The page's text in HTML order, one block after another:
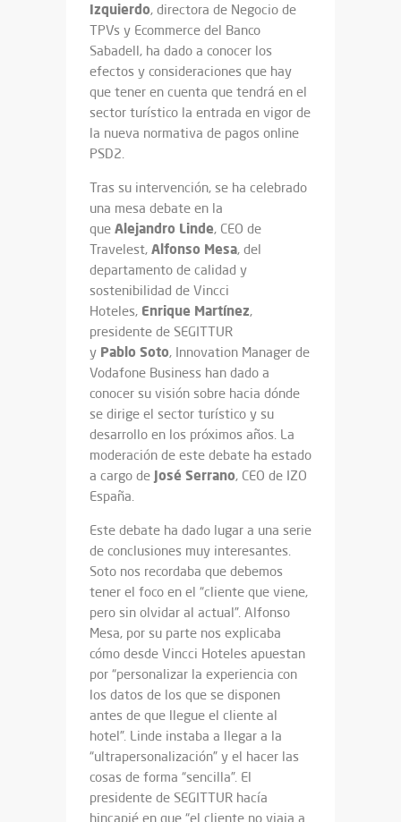
Izquierdo, directora de Negocio de
TPVs y Ecommerce del Banco
Sabadell, ha dado a conocer los
efectos y consideraciones que hay
que tener en cuenta que tendrá en el
sector turístico la entrada en vigor de
la nueva normativa de pagos online
PSD2.
Tras su intervención, se ha celebrado
una mesa debate en la
que Alejandro Linde, CEO de
Travelest, Alfonso Mesa, del
departamento de calidad y
sostenibilidad de Vincci
Hoteles, Enrique Martínez,
presidente de SEGITTUR
y Pablo Soto, Innovation Manager de
Vodafone Business han dado a
conocer su visión sobre hacia dónde
se dirige el sector turístico y su
desarrollo en los próximos años. La
moderación de este debate ha estado
a cargo de José Serrano, CEO de IZO
España.
Este debate ha dado lugar a una serie
de conclusiones muy interesantes.
Soto nos recordaba que debemos
tener el foco en el “cliente que viene,
pero sin olvidar al actual”. Alfonso
Mesa, por su parte nos explicaba
cómo desde Vincci Hoteles apuestan
por “personalizar la experiencia con
los datos de los que se disponen
antes de que llegue el cliente al
hotel”. Linde instaba a llegar a la
“ultrapersonalización” y el hacer las
cosas de forma “sencilla”. El
presidente de SEGITTUR hacía
hincapié en que “el cliente no viaja a